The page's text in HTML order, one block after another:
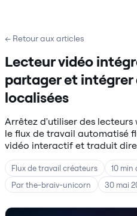
← Retour aux articles
Lecteur vidéo
partager et intégrer
localisées
Arrêtez d'utiliser des lecteurs
le flux de travail automatisé
vidéo interactif et traduit
Flux de travail créateurs
10 min
Par the-braiv-unicorn
30 mai